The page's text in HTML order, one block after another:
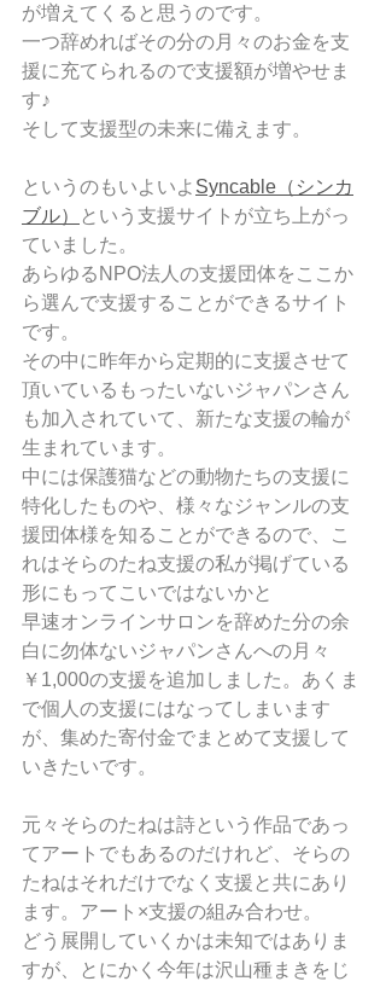
が増えてくると思うのです。
一つ辞めればその分の月々のお金を支
援に充てられるので支援額が増やせま
す♪
そして支援型の未来に備えます。
というのもいよいよ Syncable（シンカ
ブル）
という支援サイトが立ち上がっ
ていました。
あらゆるNPO法人の支援団体をここか
ら選んで支援することができるサイト
です。
その中に昨年から定期的に支援させて
頂いているもったいないジャパンさん
も加入されていて、新たな支援の輪が
生まれています。
中には保護猫などの動物たちの支援に
特化したものや、様々なジャンルの支
援団体様を知ることができるので、こ
れはそらのたね支援の私が掲げている
形にもってこいではないかと
早速オンラインサロンを辞めた分の余
白に勿体ないジャパンさんへの月々
￥1,000の支援を追加しました。あくま
で個人の支援にはなってしまいます
が、集めた寄付金でまとめて支援して
いきたいです。
元々そらのたねは詩という作品であっ
てアートでもあるのだけれど、そらの
たねはそれだけでなく支援と共にあり
ます。アート×支援の組み合わせ。
どう展開していくかは未知ではありま
すが、とにかく今年は沢山種まきをじ